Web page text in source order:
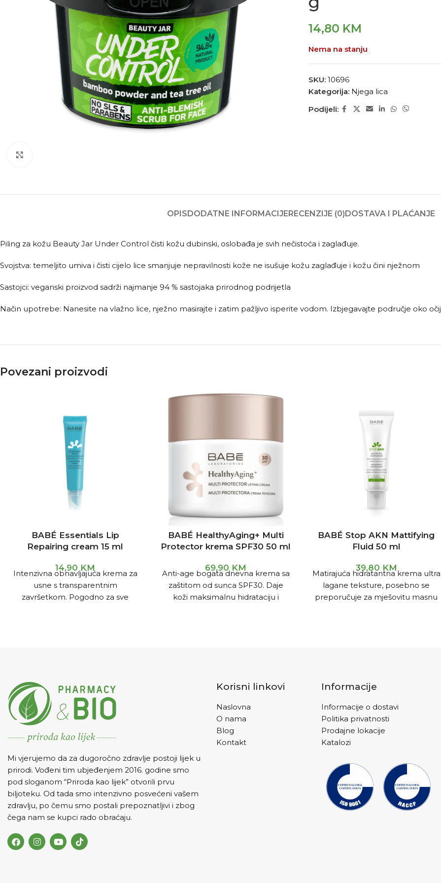
14,80 KM
Nema na stanju
SKU: 10696
Kategorija: Njega lica
Podijeli:
OPISDODATNE INFORMACIJERECENZIJE (0)DOSTAVA I PLAĆANJE
Piling za kožu Beauty Jar Under Control čisti kožu dubinski, oslobađa je svih nečistoća i zaglađuje.
Svojstva: temeljito umiva i čisti cijelo lice smanjuje nepravilnosti kože ne isušuje kožu zaglađuje i kožu čini nježnom
Sastojci: veganski proizvod sadrži najmanje 94 % sastojaka prirodnog podrijetla
Način upotrebe: Nanesite na vlažno lice, nježno masirajte i zatim pažljivo isperite vodom. Izbjegavajte područje oko
Povezani proizvodi
BABÉ Essentials Lip
Repairing cream 15 ml
14,90 KM
Intenzivna obnavljajuća krema za
usne s transparentnim
završetkom. Pogodno za sve
BABÉ HealthyAging+ Multi
Protector krema SPF30 50 ml
69,90 KM
Anti-age bogata dnevna krema sa
zaštitom od sunca SPF30. Daje
koži maksimalnu hidrataciju i
BABÉ Stop AKN Mattifying
Fluid 50 ml
39,80 KM
Matirajuća hidratantna krema ultra
lagane teksture, posebno se
preporučuje za mješovitu masnu
Mi vjerujemo da za dugoročno zdravlje postoji lijek u
prirodi. Vođeni tim ubjeđenjem 2016. godine smo
pod sloganom “Priroda kao lijek” otvorili prvu
biljoteku. Od tada smo intenzivno posvećeni vašem
zdravlju, po čemu smo postali prepoznatljivi i zbog
čega nam se kupci rado obraćaju.
Korisni linkovi
Naslovna
O nama
Blog
Kontakt
Informacije
Informacije o dostavi
Politika privatnosti
Prodajne lokacije
Katalozi